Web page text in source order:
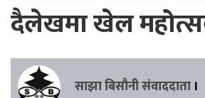
दैलेखमा खेल
साझा बिसौनी संवाददाता ।